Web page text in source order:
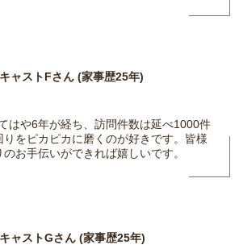
ャストFさん (家事歴25年)
はや6年が経ち、訪問件数は延べ1000件
りをピカピカに磨くのが好きです。皆様
お手伝いができれば嬉しいです。
ャストGさん (家事歴25年)